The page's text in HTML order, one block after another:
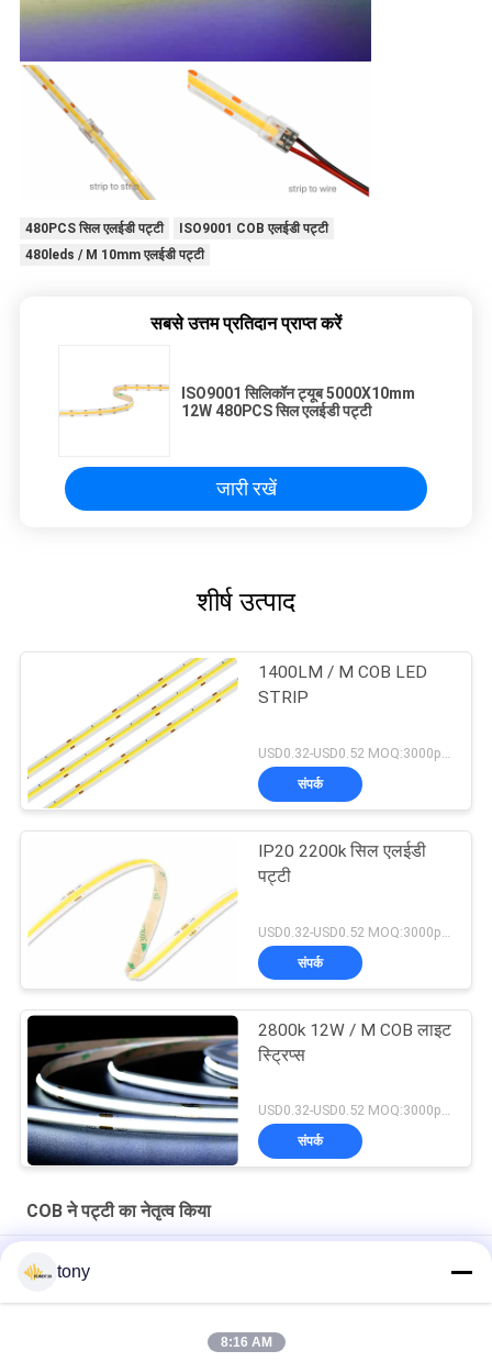
480PCS सिल एलईडी पट्टी
ISO9001 COB एलईडी पट्टी
480leds / M 10mm एलईडी पट्टी
सबसे उत्तम प्रतिदान प्राप्त करें
ISO9001 सिलिकॉन ट्यूब 5000X10mm
12W 480PCS सिल एलईडी पट्टी
जारी रखें
शीर्ष उत्पाद
1400LM / M COB LED
STRIP
संपर्क
IP20 2200k सिल एलईडी
पट्टी
संपर्क
2800k 12W / M COB लाइट
स्ट्रिप्स
USD0.32-USD0.52 MOQ:3000pcs
संपर्क
COB ने पट्टी का नेतृत्व किया
यूनिफॉर्म ग्लो 90CRI 8W / M 224LEDS / M 12V LED COB स्ट्रिप लाइट
स्लिम स्पॉट फ्री प्लास्टिक 12-24V 10W 1000lm / M फ्लेक्सिबल COB LED
tony
8:16 AM